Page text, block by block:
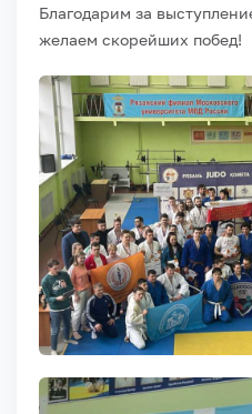
Благодарим за
желаем скорейших побед!